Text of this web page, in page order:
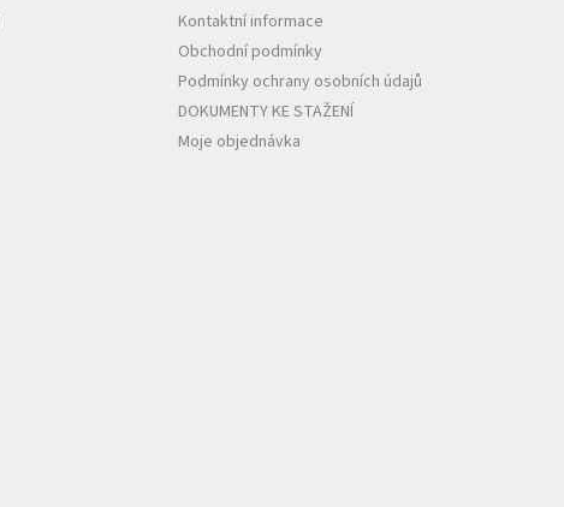
Kontaktní informace
Obchodní podmínky
Podmínky ochrany osobních údajů
DOKUMENTY KE STAŽENÍ
Moje objednávka